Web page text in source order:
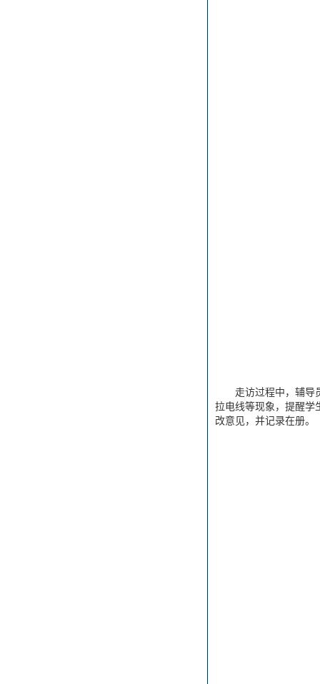
走访过程中，辅导
拉电线等现象，提醒学
改意见，并记录在册。